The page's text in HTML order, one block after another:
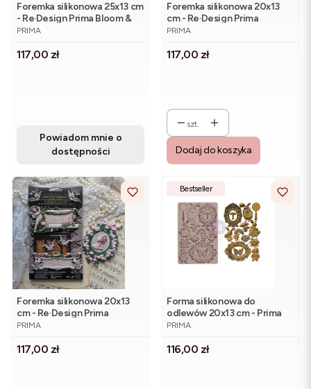
Foremka silikonowa 25x13 cm
- Re·Design Prima Bloom &
Flutter
PRODUCENT
PRIMA
Cena
117,00 zł
Powiadom mnie o
dostępności
Foremka silikonowa 20x13
cm - Re·Design Prima
Rosewood Romance
PRODUCENT
PRIMA
Cena
117,00 zł
szt.
Dodaj do koszyka
Foremka silikonowa 20x13
cm - Re·Design Prima
Ombres Florales
PRODUCENT
PRIMA
Cena
117,00 zł
Bestseller
Forma silikonowa do
odlewów 20x13 cm - Prima
Sweet Spring
PRODUCENT
PRIMA
Cena
116,00 zł